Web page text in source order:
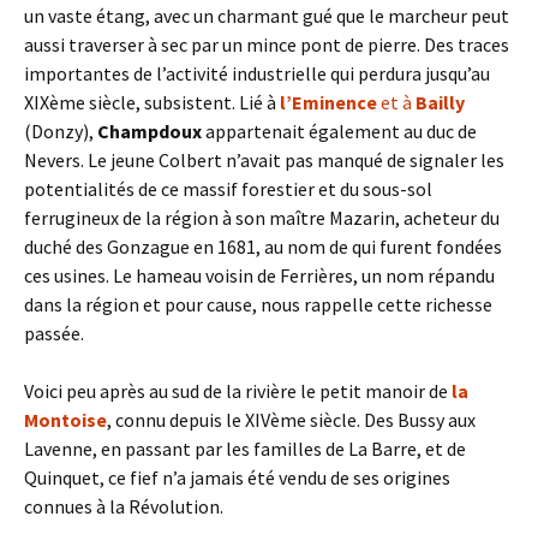
un vaste étang, avec un charmant gué que le marcheur peut
aussi traverser à sec par un mince pont de pierre. Des traces
importantes de l’activité industrielle qui perdura jusqu’au
XIXème siècle, subsistent. Lié à l’Eminenceet à Bailly
(Donzy), Champdouxappartenait également au duc de
Nevers. Le jeune Colbert n’avait pas manqué de signaler les
potentialités de ce massif forestier et du sous-sol
ferrugineux de la région à son maître Mazarin, acheteur du
duché des Gonzague en 1681, au nom de qui furent fondées
ces usines. Le hameau voisin de Ferrières, un nom répandu
dans la région et pour cause, nous rappelle cette richesse
passée.
Voici peu après au sud de la rivière le petit manoir de la
Montoise, connu depuis le XIVème siècle. Des Bussy aux
Lavenne, en passant par les familles de La Barre, et de
Quinquet, ce fief n’a jamais été vendu de ses origines
connues à la Révolution.